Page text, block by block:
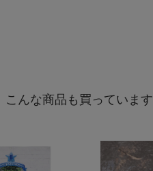
こんな商品も買っています